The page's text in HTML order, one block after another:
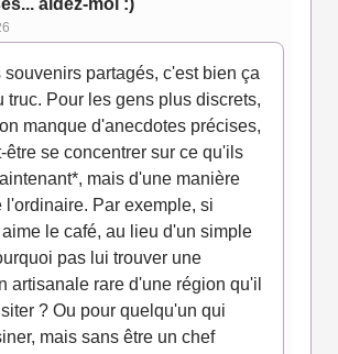
aidez-moi :)
souvenirs partagés, c'est bien ça
truc. Pour les gens plus discrets,
manque d'anecdotes précises,
être se concentrer sur ce qu'ils
mais d'une manière
l'ordinaire. Par exemple, si
le café, au lieu d'un simple
pas lui trouver une
artisanale rare d'une région qu'il
? Ou pour quelqu'un qui
mais sans être un chef